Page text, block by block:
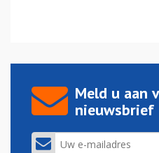
Meld u aan
nieuwsbrief